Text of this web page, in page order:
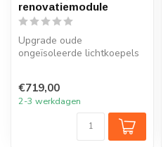
renovatiemodule
Upgrade oude
ongeïsoleerde lichtkoepels
€719,00
2-3 werkdagen